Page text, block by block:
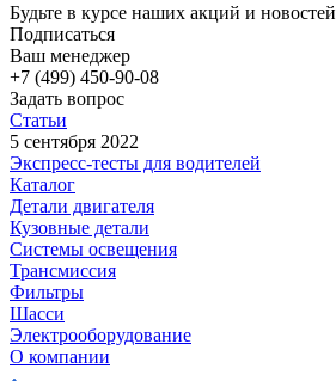
Будьте в курсе наших акций и новостей
Подписаться
Ваш менеджер
+7 (499) 450-90-08
Задать вопрос
Статьи
5 сентября 2022
Экспресс-тесты для водителей
Каталог
Детали двигателя
Кузовные детали
Системы освещения
Трансмиссия
Фильтры
Шасси
Электрооборудование
О компании